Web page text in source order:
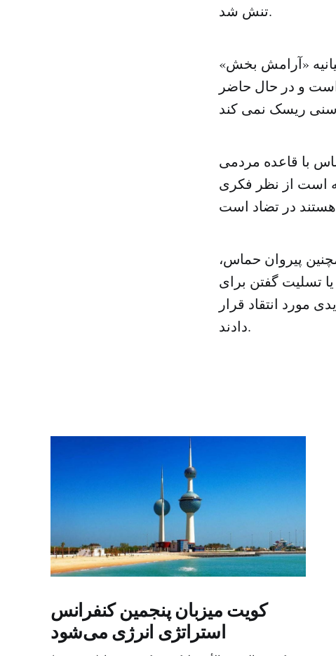
تنش شد.
«آرامش بخش»
و در حال حاضر
با قاعده مردمی
است از نظر فکری
پیروان حماس،
تسلیت گفتن برای
مورد انتقاد قرار
دادند.
کویت میزبان پنجمین کنفرانس
استراتژی انرژی می‌شود